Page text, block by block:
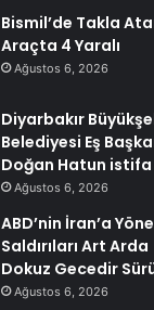
Bismil’de Takla
Araçta 4 Yaralı
Ağustos 6, 2026
Diyarbakır
Belediyesi Eş
Doğan Hatun
Ağustos 6, 2026
ABD’nin İran’a
Saldırıları Art Arda
Dokuz Gecedir
Ağustos 6, 2026